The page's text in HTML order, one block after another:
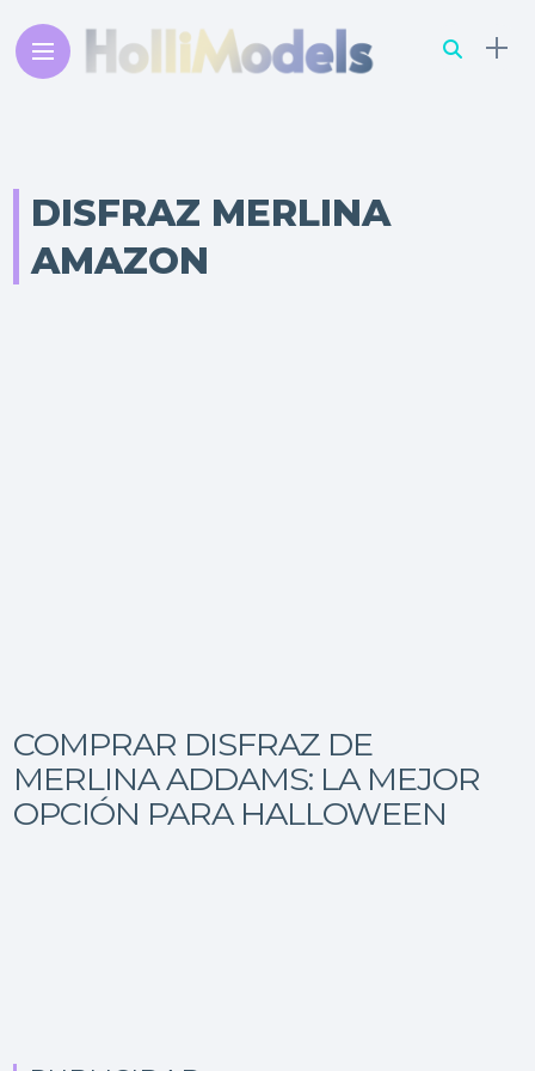
DISFRAZ MERLINA
AMAZON
COMPRAR DISFRAZ DE
MERLINA ADDAMS: LA MEJOR
OPCIÓN PARA HALLOWEEN